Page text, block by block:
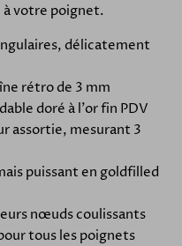
votre poignet.
délicatement
rétro de 3 mm
doré à l'or fin PDV
assortie, mesurant 3
puissant en goldfilled
nœuds coulissants
tous les poignets